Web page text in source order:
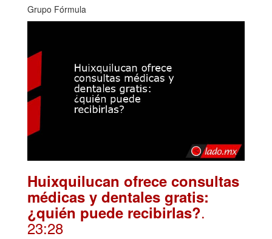
Grupo Fórmula
Huixquilucan ofrece consultas
médicas y dentales gratis:
¿quién puede recibirlas?.
23:28